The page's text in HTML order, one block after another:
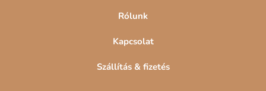
Rólunk
Kapcsolat
Szállítás & fizetés